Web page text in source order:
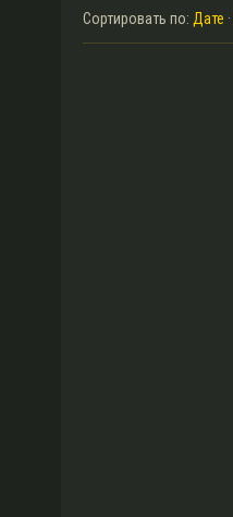
Сортировать по: Дате ·